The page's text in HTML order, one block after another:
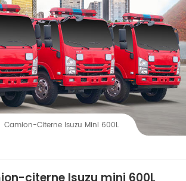
Camion-Citerne Isuzu Mini 600L
citerne Isuzu mini 600L